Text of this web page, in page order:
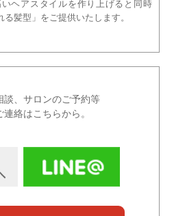
ヘアスタイルを作り上げると同時
髪型」をご提供いたします。
談、サロンのご予約等
絡はこちらから。